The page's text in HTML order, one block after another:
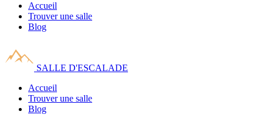
Accueil
Trouver une salle
Blog
SALLE D'ESCALADE
Accueil
Trouver une salle
Blog